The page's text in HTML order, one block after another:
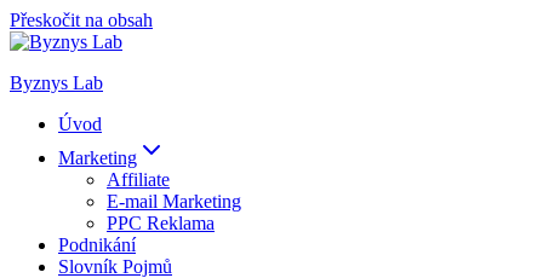
Přeskočit na obsah
Byznys Lab
Úvod
Marketing
Affiliate
E-mail Marketing
PPC Reklama
Podnikání
Slovník Pojmů